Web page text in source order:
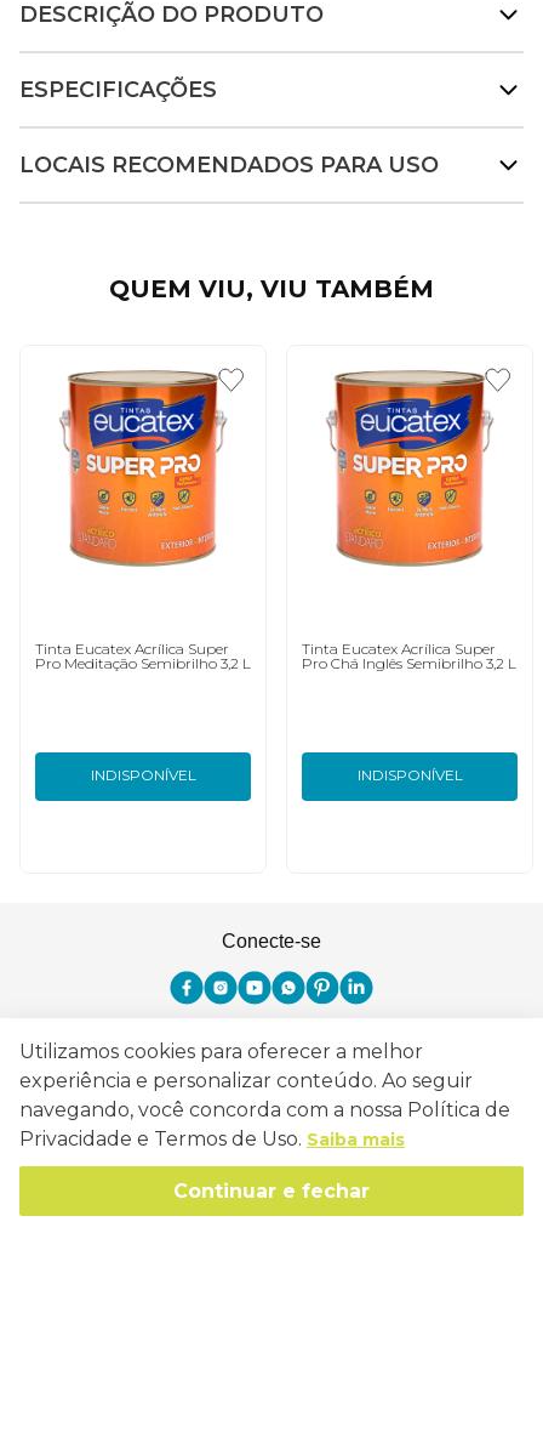
DESCRIÇÃO DO PRODUTO
ESPECIFICAÇÕES
LOCAIS RECOMENDADOS PARA USO
QUEM VIU, VIU TAMBÉM
Tinta Eucatex Acrílica Super
Pro Meditação Semibrilho 3,2 L
INDISPONÍVEL
Tinta Eucatex Acrílica Super
Pro Chá Inglês Semibrilho 3,2 L
INDISPONÍVEL
Conecte-se
Como Trabalhamos
Política de Entrega
Trocas e Devoluções
Sobre a Eucatex
Canal de Ética
Sustentabilidade
Utilizamos cookies para oferecer a melhor
experiência e personalizar conteúdo. Ao seguir
navegando, você concorda com a nossa Política de
Privacidade e Termos de Uso. Saiba mais
Continuar e fechar